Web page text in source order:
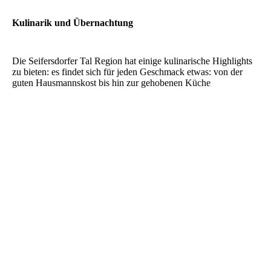
Kulinarik und Übernachtung
Die Seifersdorfer Tal Region hat einige kulinarische Highlights
zu bieten: es findet sich für jeden Geschmack etwas: von der
guten Hausmannskost bis hin zur gehobenen Küche